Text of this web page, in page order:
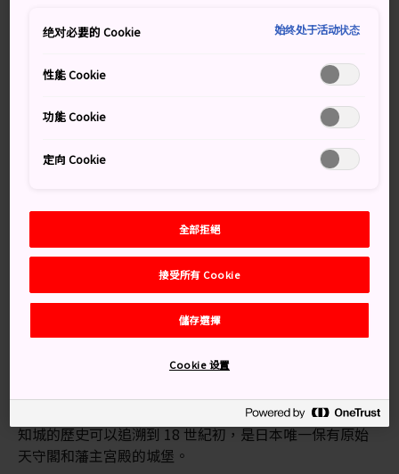
萬勿錯過
在香美探索洞穴之妙
交通方式
乘坐東海道山陽新幹線前往岡山站。
在岡山站西出口，乘坐 JR 四國巴士前往高知。
從高知城開啟旅程
是日本少數保留了原始木造結構的城堡之一。高
知城的歷史可以追溯到 18 世紀初，是日本唯一保有原始
天守閣和藩主宮殿的城堡。
绝对必要的 Cookie 始终处于活动状态
性能 Cookie
功能 Cookie
定向 Cookie
全部拒絕
接受所有 Cookie
儲存選擇
Cookie 设置